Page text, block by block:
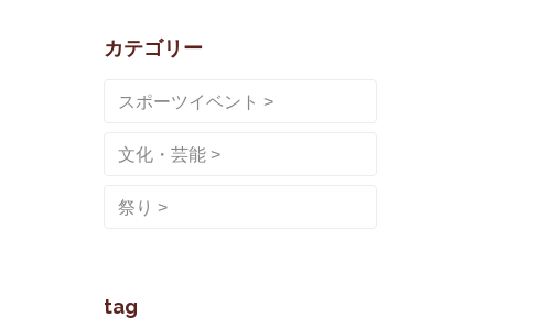
カテゴリー
スポーツイベント
文化・芸能
祭り
tag